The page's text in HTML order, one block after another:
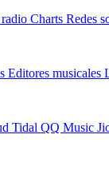
Charts Redes
Editores musicales
Tidal QQ Music